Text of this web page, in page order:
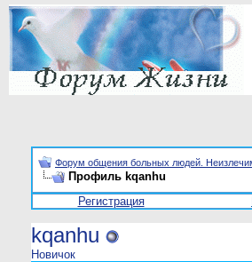
Форум общения больных людей.
Профиль kqanhu
Регистрация
kqanhu
Новичок